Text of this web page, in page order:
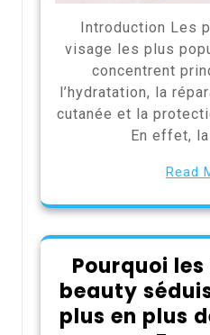
Introduction Les
visage les plus
concentrent
l’hydratation, la
cutanée et la
En effet,
Read
Pourquoi
beauty
plus en plus